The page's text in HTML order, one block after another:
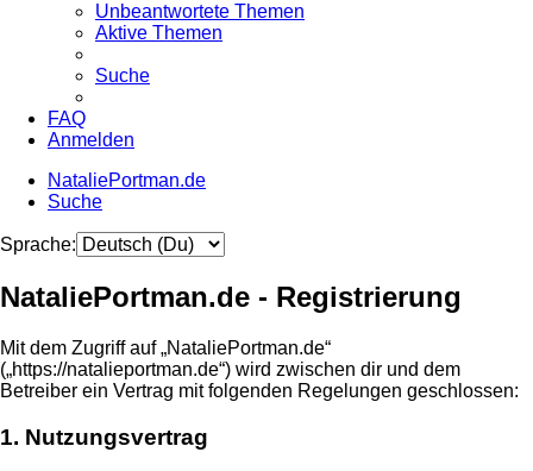
Unbeantwortete Themen
Aktive Themen
Suche
FAQ
Anmelden
NataliePortman.de
Suche
Sprache:
NataliePortman.de - Registrierung
Mit dem Zugriff auf „NataliePortman.de“
(„https://natalieportman.de“) wird zwischen dir und dem
Betreiber ein Vertrag mit folgenden Regelungen geschlossen:
1. Nutzungsvertrag